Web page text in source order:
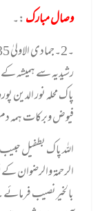
وصال مبارک:۔
رشیدیہ سے ہمیشہ
پاک محلہ نور الدین
فیوض وبرکات ہمہ
اللہ پاک بطفیل
الرحمۃ والرضوان
بالخیرنصیب